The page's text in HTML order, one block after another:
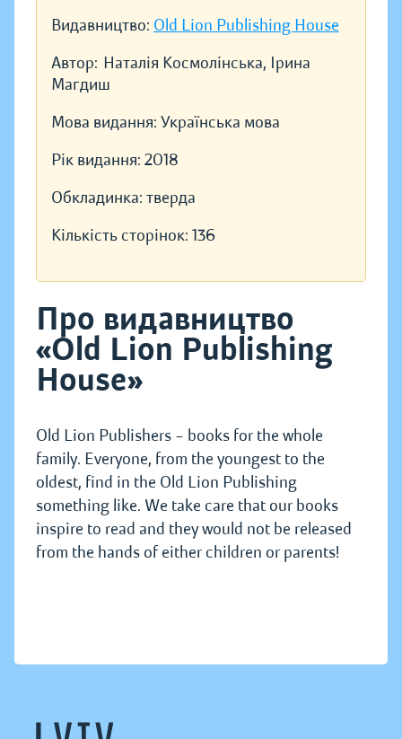
Видавництво: Old Lion Publishing House
Автор: Наталія Космолінська, Ірина
Магдиш
Мова видання: Українська мова
Рік видання: 2018
Обкладинка: тверда
Кількість сторінок: 136
Про видавництво
«Old Lion Publishing
House»
Old Lion Publishers – books for the whole
family. Everyone, from the youngest to the
oldest, find in the Old Lion Publishing
something like. We take care that our books
inspire to read and they would not be released
from the hands of either children or parents!